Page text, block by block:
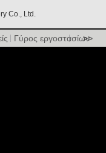
Co., Ltd.
Γύρος εργοστασίων
>>